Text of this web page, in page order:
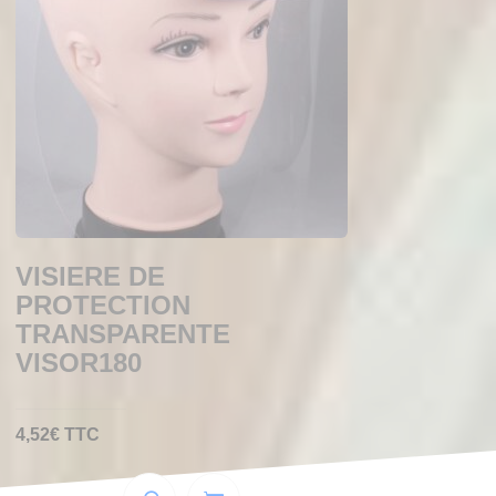
VISIERE DE
PROTECTION
TRANSPARENTE
VISOR180
4,52€ TTC